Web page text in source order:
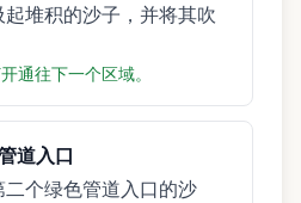
堆积的沙子，并将其吹
通往下一个区域。
道入口
个绿色管道入口的沙